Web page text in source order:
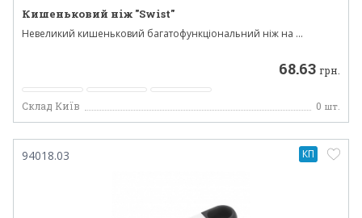
Кишеньковий ніж "Swist"
Невеликий кишеньковий багатофункціональний ніж на ...
68.63 грн.
Склад Київ 0 шт.
94018.03 КП